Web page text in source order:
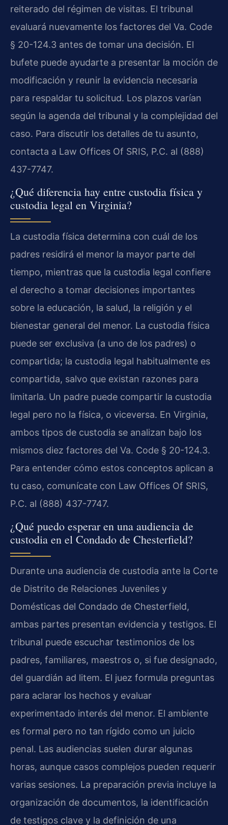
reiterado del régimen de visitas. El tribunal
evaluará nuevamente los factores del Va. Code
§ 20-124.3 antes de tomar una decisión. El
bufete puede ayudarte a presentar la moción de
modificación y reunir la evidencia necesaria
para respaldar tu solicitud. Los plazos varían
según la agenda del tribunal y la complejidad del
caso. Para discutir los detalles de tu asunto,
contacta a Law Offices Of SRIS, P.C. al (888)
437-7747.
¿Qué diferencia hay entre custodia física y
custodia legal en Virginia?
La custodia física determina con cuál de los
padres residirá el menor la mayor parte del
tiempo, mientras que la custodia legal confiere
el derecho a tomar decisiones importantes
sobre la educación, la salud, la religión y el
bienestar general del menor. La custodia física
puede ser exclusiva (a uno de los padres) o
compartida; la custodia legal habitualmente es
compartida, salvo que existan razones para
limitarla. Un padre puede compartir la custodia
legal pero no la física, o viceversa. En Virginia,
ambos tipos de custodia se analizan bajo los
mismos diez factores del Va. Code § 20-124.3.
Para entender cómo estos conceptos aplican a
tu caso, comunícate con Law Offices Of SRIS,
P.C. al (888) 437-7747.
¿Qué puedo esperar en una audiencia de
custodia en el Condado de Chesterfield?
Durante una audiencia de custodia ante la Corte
de Distrito de Relaciones Juveniles y
Domésticas del Condado de Chesterfield,
ambas partes presentan evidencia y testigos. El
tribunal puede escuchar testimonios de los
padres, familiares, maestros o, si fue designado,
del guardián ad litem. El juez formula preguntas
para aclarar los hechos y evaluar
experimentado interés del menor. El ambiente
es formal pero no tan rígido como un juicio
penal. Las audiencias suelen durar algunas
horas, aunque casos complejos pueden requerir
varias sesiones. La preparación previa incluye la
organización de documentos, la identificación
de testigos clave y la definición de una